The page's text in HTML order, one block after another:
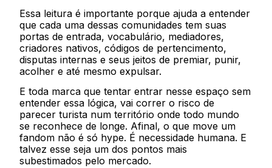
Essa leitura é importante porque ajuda a entender
que cada uma dessas comunidades tem suas
portas de entrada, vocabulário, mediadores,
criadores nativos, códigos de pertencimento,
disputas internas e seus jeitos de premiar, punir,
acolher e até mesmo expulsar.
E toda marca que tentar entrar nesse espaço sem
entender essa lógica, vai correr o risco de
parecer turista num território onde todo mundo
se reconhece de longe. Afinal, o que move um
fandom não é só hype. É necessidade humana. E
talvez esse seja um dos pontos mais
subestimados pelo mercado.